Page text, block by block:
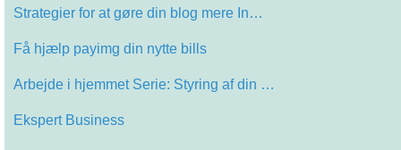
Strategier for at gøre din blog mere In…
Få hjælp payimg din nytte bills
Arbejde i hjemmet Serie: Styring af din …
Ekspert Business